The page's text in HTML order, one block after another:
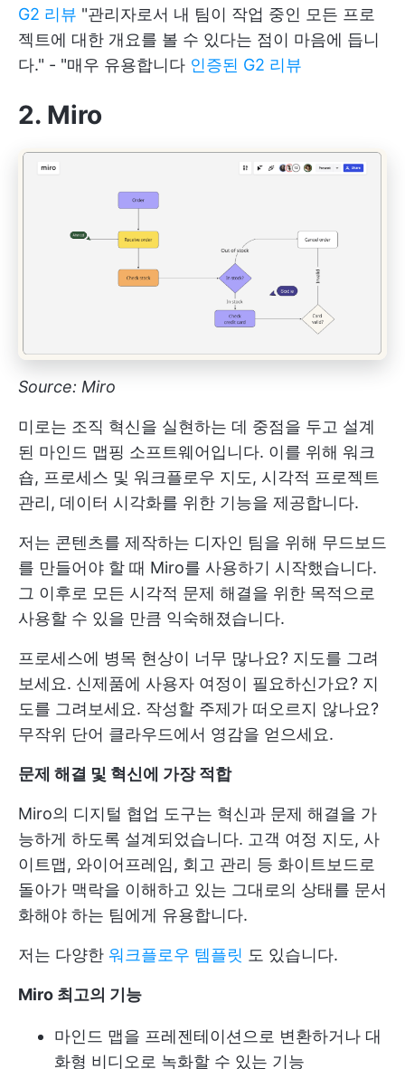
G2 리뷰 "관리자로서 내 팀이 작업 중인 모든 프로
젝트에 대한 개요를 볼 수 있다는 점이 마음에 듭니
다." - "매우 유용합니다 인증된 G2 리뷰
2. Miro
Source: Miro
미로는 조직 혁신을 실현하는 데 중점을 두고 설계
된 마인드 맵핑 소프트웨어입니다. 이를 위해 워크
숍, 프로세스 및 워크플로우 지도, 시각적 프로젝트
관리, 데이터 시각화를 위한 기능을 제공합니다.
저는 콘텐츠를 제작하는 디자인 팀을 위해 무드보드
를 만들어야 할 때 Miro를 사용하기 시작했습니다.
그 이후로 모든 시각적 문제 해결을 위한 목적으로
사용할 수 있을 만큼 익숙해졌습니다.
프로세스에 병목 현상이 너무 많나요? 지도를 그려
보세요. 신제품에 사용자 여정이 필요하신가요? 지
도를 그려보세요. 작성할 주제가 떠오르지 않나요?
무작위 단어 클라우드에서 영감을 얻으세요.
문제 해결 및 혁신에 가장 적합
Miro의 디지털 협업 도구는 혁신과 문제 해결을 가
능하게 하도록 설계되었습니다. 고객 여정 지도, 사
이트맵, 와이어프레임, 회고 관리 등 화이트보드로
돌아가 맥락을 이해하고 있는 그대로의 상태를 문서
화해야 하는 팀에게 유용합니다.
저는 다양한 워크플로우 템플릿 도 있습니다.
Miro 최고의 기능
마인드 맵을 프레젠테이션으로 변환하거나 대
화형 비디오로 녹화할 수 있는 기능